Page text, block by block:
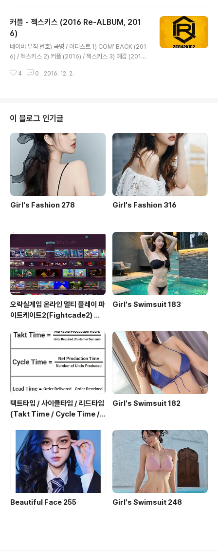
Lalalala lalalala Mystery-tery Myste–te-tery Co
me and get it baby Come and get it get it Come
and get it baby Come and get it get it Come and
get it baby Come and get it get it 3,..
커플 - 젝스키스 (2016 Re-ALBUM, 201
6)
네이버 뮤직 번호) 곡명 / 아티스트 1) COM’ BACK (201
6) / 젝스키스 2) 커플 (2016) / 젝스키스 3) 예감 (2016)
5) 기사도 (2016) / 젝스키스 6) 연정 (2016) / 젝스키스
욱 괜찮을 거야 허전했던 모습 맘속의 빈 곳 다 채워 줬으니
아름다운 세상에서 많이 외로워하며 너란 반쪽을 찾아 헤
맨 건 다 옛날 얘긴 걸 내 생애 남은 날들을 너와 함께 하고
싶어 마치 꿈만 같은 걸 이젠 나 혼자가..
4 0 2016. 12. 2.
이 블로그 인기글
Girl's Fashion 278 Girl's Fashion 316
오락실게임 온라인 멀티 플레이 파
이트케이트2(Fightcade2) 설
Girl's Swimsuit 183
택트타임 / 사이클타임 / 리드타임
(Takt Time / Cycle Time / L
Girl's Swimsuit 182
Beautiful Face 255 Girl's Swimsuit 248